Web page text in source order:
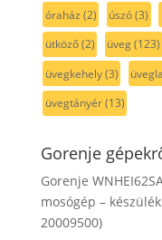
óraház (2) úszó(3)
ütköző(2) üveg(123)
üvegkehely(3)
üvegtányér(13)
Gorenje
Gorenje
mosógép –
20009500)